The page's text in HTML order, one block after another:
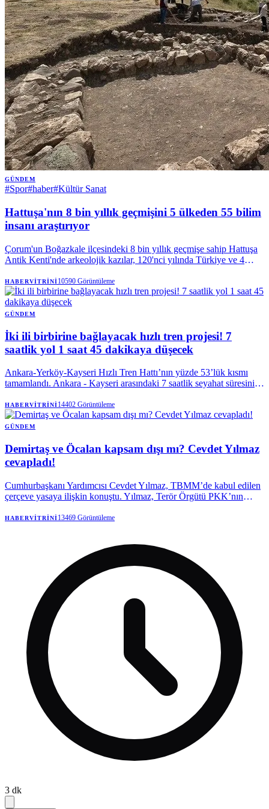
GÜNDEM
#Spor#haber#Kültür Sanat
Hattuşa'nın 8 bin yıllık geçmişini 5 ülkeden 55 bilim
insanı araştırıyor
Çorum'un Boğazkale ilçesindeki 8 bin yıllık geçmişe sahip Hattuşa
Antik Kenti'nde arkeolojik kazılar, 120'nci yılında Türkiye ve 4
Anadolu Ajansı
HABERVITRINI10590 Görüntüleme
GÜNDEM
İki ili birbirine bağlayacak hızlı tren projesi! 7
saatlik yol 1 saat 45 dakikaya düşecek
Ankara-Yerköy-Kayseri Hızlı Tren Hattı’nın yüzde 53’lük kısmı
tamamlandı. Ankara - Kayseri arasındaki 7 saatlik seyahat süresini 1
hedefleniyor. Proje tamamlandığında yılda 5,5 milyon yolcu
taşıyacak. Ulaştırma ve Altyapı Bakanı Abdulkadir Uraloğlu, “Bu
büyük proje tamamlandığında yalnızca iki şehri değil Anadolu'nun
olacağız” dedi.
HABERVITRINI14402 Görüntüleme
GÜNDEM
Demirtaş ve Öcalan kapsam dışı mı? Cevdet Yılmaz
cevapladı!
Cumhurbaşkanı Yardımcısı Cevdet Yılmaz, TBMM’de kabul edilen
çerçeve yasaya ilişkin konuştu. Yılmaz, Terör Örgütü PKK’nın
olmadığının altını çizdi. Selahattin Demirtaş'a yönelik bir
Genel bir düzenleme yaparsınız, kanuni düzenleme ve o düzenleme
kimin için geçerliyse herkes ondan istifade eder” dedi.
HABERVITRINI13469 Görüntüleme
3 dk